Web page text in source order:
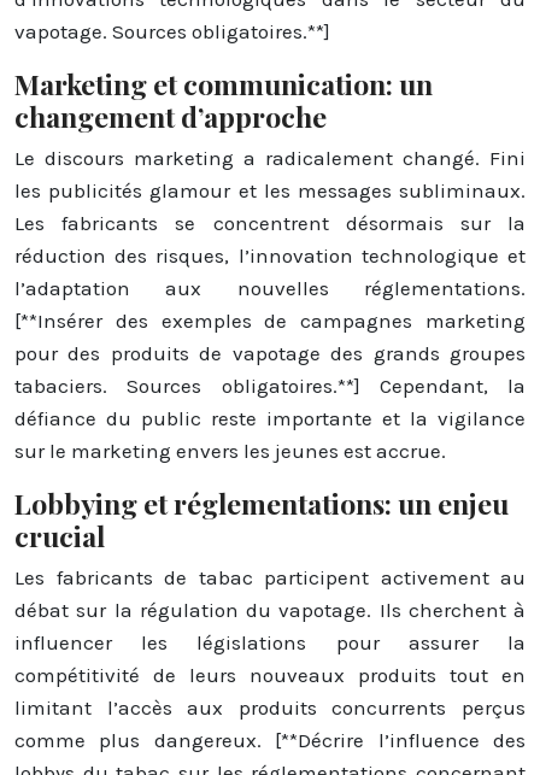
vapotage. Sources obligatoires.**]
Marketing et communication: un
changement d’approche
Le discours marketing a radicalement changé. Fini
les publicités glamour et les messages subliminaux.
Les fabricants se concentrent désormais sur la
réduction des risques, l’innovation technologique et
l’adaptation aux nouvelles réglementations.
[**Insérer des exemples de campagnes marketing
pour des produits de vapotage des grands groupes
tabaciers. Sources obligatoires.**] Cependant, la
défiance du public reste importante et la vigilance
sur le marketing envers les jeunes est accrue.
Lobbying et réglementations: un enjeu
crucial
Les fabricants de tabac participent activement au
débat sur la régulation du vapotage. Ils cherchent à
influencer les législations pour assurer la
compétitivité de leurs nouveaux produits tout en
limitant l’accès aux produits concurrents perçus
comme plus dangereux. [**Décrire l’influence des